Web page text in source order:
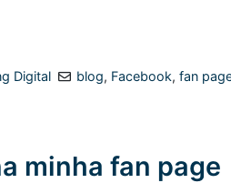
Digital blog, Facebook,fan
minha fan page